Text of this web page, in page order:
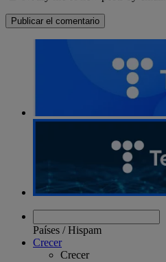
Países /Hispam
Crecer
Crecer